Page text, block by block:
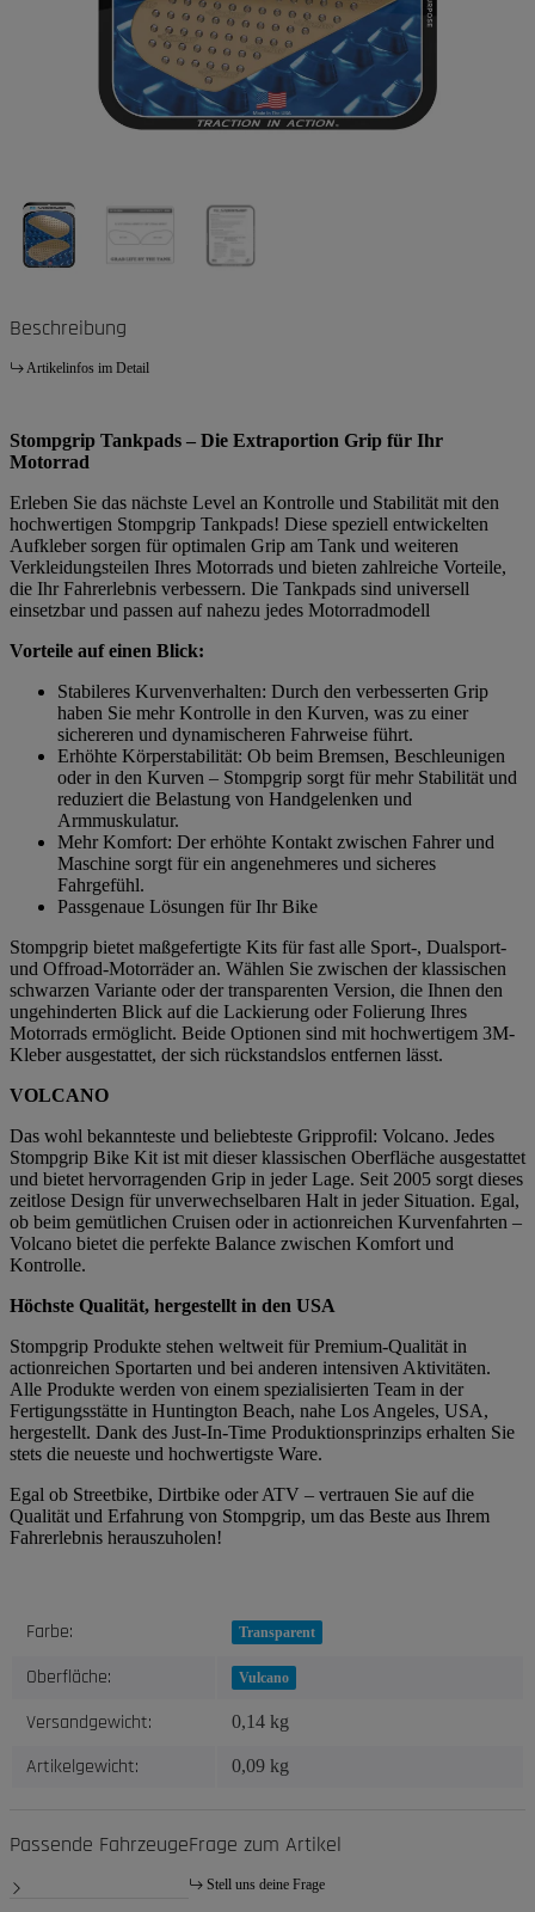
Beschreibung
Artikelinfos im Detail
Stompgrip Tankpads – Die Extraportion Grip für Ihr
Motorrad
Erleben Sie das nächste Level an Kontrolle und Stabilität mit den
hochwertigen Stompgrip Tankpads! Diese speziell entwickelten
Aufkleber sorgen für optimalen Grip am Tank und weiteren
Verkleidungsteilen Ihres Motorrads und bieten zahlreiche Vorteile,
die Ihr Fahrerlebnis verbessern. Die Tankpads sind universell
einsetzbar und passen auf nahezu jedes Motorradmodell
Vorteile auf einen Blick:
Stabileres Kurvenverhalten: Durch den verbesserten Grip
haben Sie mehr Kontrolle in den Kurven, was zu einer
sichereren und dynamischeren Fahrweise führt.
Erhöhte Körperstabilität: Ob beim Bremsen, Beschleunigen
oder in den Kurven – Stompgrip sorgt für mehr Stabilität und
reduziert die Belastung von Handgelenken und
Armmuskulatur.
Mehr Komfort: Der erhöhte Kontakt zwischen Fahrer und
Maschine sorgt für ein angenehmeres und sicheres
Fahrgefühl.
Passgenaue Lösungen für Ihr Bike
Stompgrip bietet maßgefertigte Kits für fast alle Sport-, Dualsport-
und Offroad-Motorräder an. Wählen Sie zwischen der klassischen
schwarzen Variante oder der transparenten Version, die Ihnen den
ungehinderten Blick auf die Lackierung oder Folierung Ihres
Motorrads ermöglicht. Beide Optionen sind mit hochwertigem 3M-
Kleber ausgestattet, der sich rückstandslos entfernen lässt.
VOLCANO
Das wohl bekannteste und beliebteste Gripprofil: Volcano. Jedes
Stompgrip Bike Kit ist mit dieser klassischen Oberfläche ausgestattet
und bietet hervorragenden Grip in jeder Lage. Seit 2005 sorgt dieses
zeitlose Design für unverwechselbaren Halt in jeder Situation. Egal,
ob beim gemütlichen Cruisen oder in actionreichen Kurvenfahrten –
Volcano bietet die perfekte Balance zwischen Komfort und
Kontrolle.
Höchste Qualität, hergestellt in den USA
Stompgrip Produkte stehen weltweit für Premium-Qualität in
actionreichen Sportarten und bei anderen intensiven Aktivitäten.
Alle Produkte werden von einem spezialisierten Team in der
Fertigungsstätte in Huntington Beach, nahe Los Angeles, USA,
hergestellt. Dank des Just-In-Time Produktionsprinzips erhalten Sie
stets die neueste und hochwertigste Ware.
Egal ob Streetbike, Dirtbike oder ATV – vertrauen Sie auf die
Qualität und Erfahrung von Stompgrip, um das Beste aus Ihrem
Fahrerlebnis herauszuholen!
Produkteigenschaft
Wert
Farbe: Transparent
Oberfläche: Vulcano
Versandgewicht: 0,14 kg
Artikelgewicht: 0,09 kg
Passende FahrzeugeFrage zum Artikel
Stell uns deine Frage